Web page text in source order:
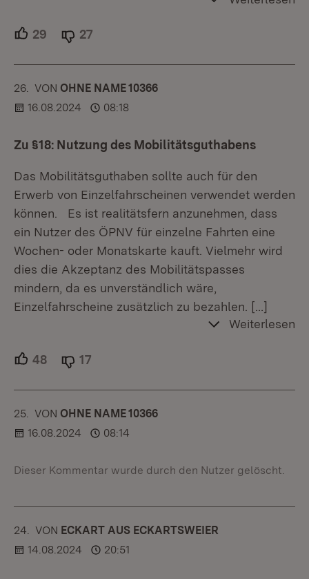
29 Unterstützer.
27
26. KOMMENTAR
VON :OHNE NAME 10366
16.08.2024
08:18
Zu §18: Nutzung des Mobilitätsguthabens
Das Mobilitätsguthaben sollte auch für den
Erwerb von Einzelfahrscheinen verwendet werden
können. Es ist realitätsfern anzunehmen, dass
ein Nutzer des ÖPNV für einzelne Fahrten eine
Wochen- oder Monatskarte kauft. Vielmehr wird
dies die Akzeptanz des Mobilitätspasses
mindern, da es unverständlich wäre,
Einzelfahrscheine zusätzlich zu bezahlen. […]
Weiterlesen
48 Unterstützer.
17
25. KOMMENTAR
VON :OHNE NAME 10366
16.08.2024
08:14
Dieser Kommentar wurde durch den Nutzer gelöscht.
24. KOMMENTAR
VON :ECKART AUS ECKARTSWEIER
14.08.2024
20:51